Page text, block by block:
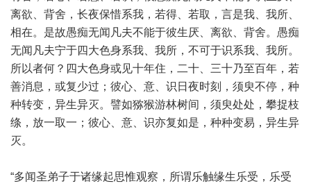
离欲、背舍，长夜保惜系我，若得、若取，言是我、我所、
相在。是故愚痴无闻凡夫不能于彼生厌、离欲、背舍。愚痴
无闻凡夫宁于四大色身系我、我所，不可于识系我、我所。
所以者何？四大色身或见十年住，二十、三十乃至百年，若
善消息，或复少过；彼心、意、识日夜时刻，须臾不停，种
种转变，异生异灭。譬如猕猴游林树间，须臾处处，攀捉枝
绦，放一取一；彼心、意、识亦复如是，种种变易，异生异
灭。
“多闻圣弟子于诸缘起思惟观察，所谓乐触缘生乐受，乐受